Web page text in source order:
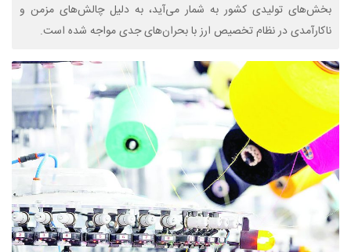
بخش‌های تولیدی کشور به شمار می‌آید، به دلیل چالش‌های مزمن و
ناکارآمدی در نظام تخصیص ارز با بحران‌های جدی مواجه شده است.